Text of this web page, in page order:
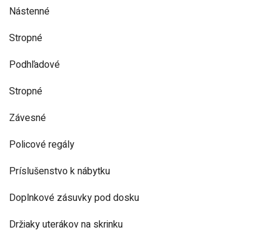
Nástenné
Stropné
Podhľadové
Stropné
Závesné
Policové regály
Príslušenstvo k nábytku
Doplnkové zásuvky pod dosku
Držiaky uterákov na skrinku